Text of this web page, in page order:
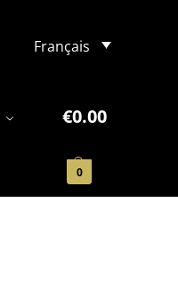
Français
€0.00
0